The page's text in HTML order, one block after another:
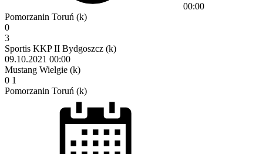
00:00
Pomorzanin Toruń (k)
0
3
Sportis KKP II Bydgoszcz (k)
09.10.2021 00:00
Mustang Wielgie (k)
0 1
Pomorzanin Toruń (k)